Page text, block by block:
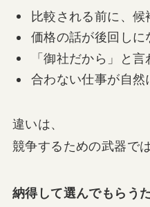
比較される前に、候
価格の話が後回しに
「御社だから」と
合わない仕事が自然
違いは、
競争するための武器で
納得して選んでもらう